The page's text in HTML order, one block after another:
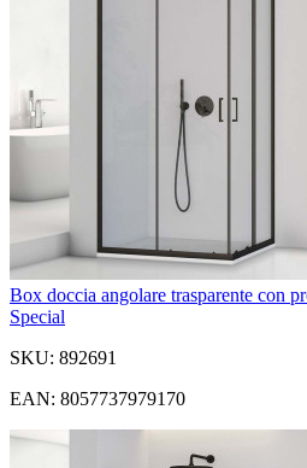
Box doccia angolare trasparente con
Special
SKU: 892691
EAN: 8057737979170